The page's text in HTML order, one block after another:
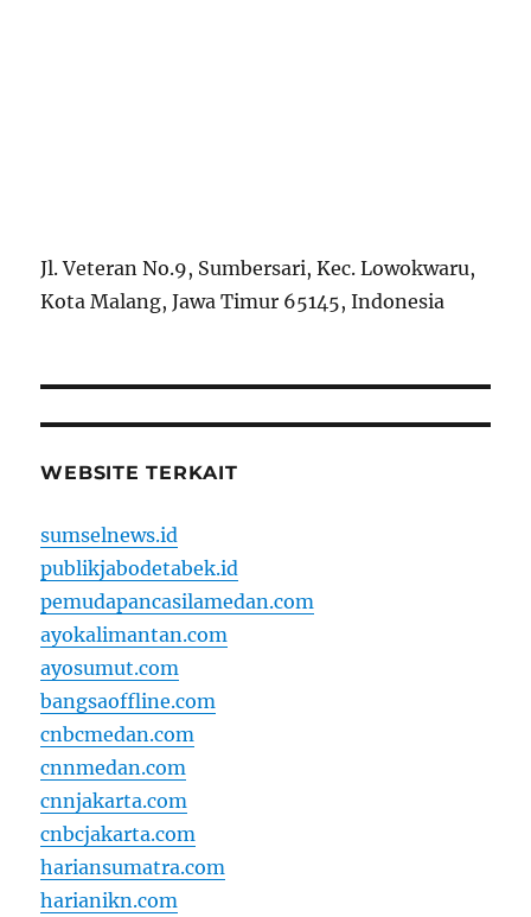
Jl. Veteran No.9, Sumbersari, Kec. Lowokwaru,
Kota Malang, Jawa Timur 65145, Indonesia
WEBSITE TERKAIT
sumselnews.id
publikjabodetabek.id
pemudapancasilamedan.com
ayokalimantan.com
ayosumut.com
bangsaoffline.com
cnbcmedan.com
cnnmedan.com
cnnjakarta.com
cnbcjakarta.com
hariansumatra.com
harianikn.com